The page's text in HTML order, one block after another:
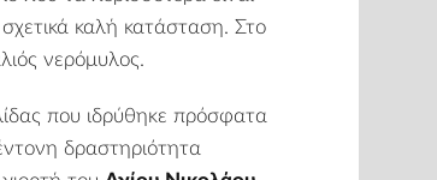
σχετικά καλή κατάσταση. Στο
νερόμυλος.
που ιδρύθηκε πρόσφατα
δραστηριότητα